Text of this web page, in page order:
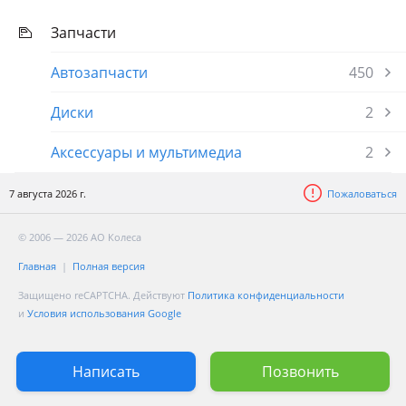
Запчасти
Автозапчасти
450
Диски
2
Аксессуары и мультимедиа
2
7 августа 2026 г. Пожаловаться
Написать Позвонить
© 2006 — 2026 АО Колеса
Главная Полная версия
Защищено reCAPTCHA. Действуют Политика конфиденциальности
и Условия использования Google